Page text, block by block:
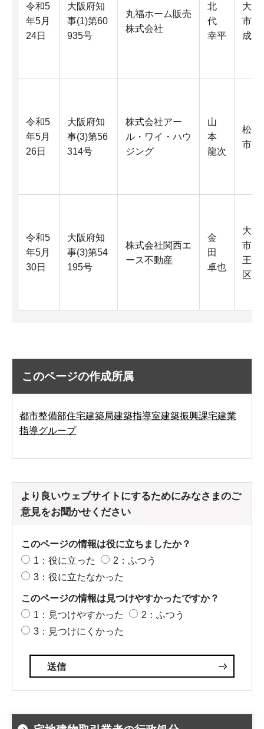
令和5
年5月
24日
大阪府知
事(1)第60
935号
丸福ホーム販売
株式会社
北
代
幸平
大阪
市東
成区
令和5
年5月
26日
大阪府知
事(3)第56
314号
株式会社アー
ル・ワイ・ハウ
ジング
山
本
龍次
松原
市
令和5
年5月
30日
大阪府知
事(3)第54
195号
株式会社関西エ
ース不動産
金
田
卓也
大阪
市天
王寺
区
このページの作成所属
都市整備部住宅建築局建築指導室建築振興課宅建業
指導グループ
より良いウェブサイトにするためにみなさまのご
意見をお聞かせください
このページの情報は役に立ちましたか？
1：役に立った
2：ふつう
3：役に立たなかった
このページの情報は見つけやすかったですか？
1：見つけやすかった
2：ふつう
3：見つけにくかった